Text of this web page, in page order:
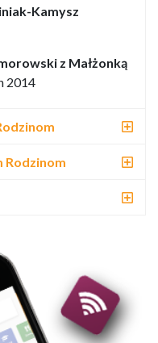
Kamysz
z Małżonką
2014
Rodzinom